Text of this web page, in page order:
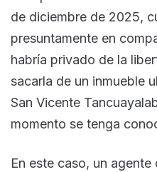
de diciembre de 2025,
presuntamente en
habría privado de la
sacarla de un inmueble
San Vicente
momento se tenga
En este caso, un